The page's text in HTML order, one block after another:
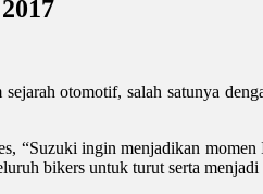
otomotif, salah satunya
“Suzuki ingin menjadikan
bikers untuk turut serta